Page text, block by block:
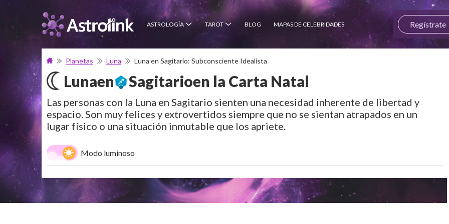
ASTROLOGÍA TAROT BLOG MAPAS DE CELEBRIDADES Regístrate
Planetas Luna Luna en Sagitario: Subconsciente Idealista
Lunaen Sagitarioen la Carta Natal
Las personas con la Luna en Sagitario sienten una necesidad inherente de libertad y
espacio. Son muy felices y extrovertidos siempre que no se sientan atrapados en un
lugar físico o una situación inmutable que los apriete.
Modo luminoso